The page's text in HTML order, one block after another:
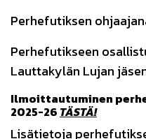
Perhefutiksen
Perhefutikseen
Lauttakylän Lujan
Ilmoittautuminen
2025-26 TÄSTÄ!
Lisätietoja